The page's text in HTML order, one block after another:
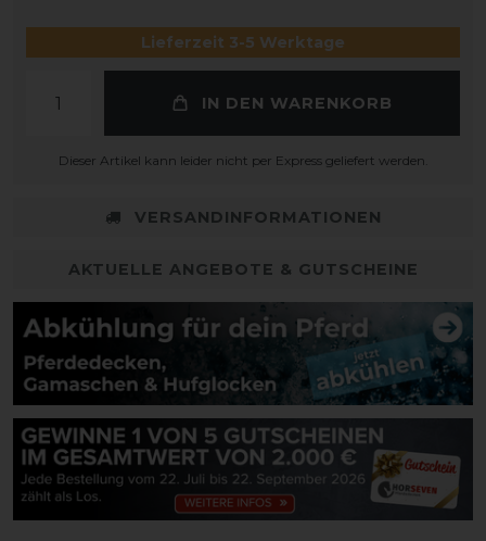
Lieferzeit 3-5 Werktage
IN DEN WARENKORB
Dieser Artikel kann leider nicht per Express geliefert werden.
VERSANDINFORMATIONEN
AKTUELLE ANGEBOTE & GUTSCHEINE